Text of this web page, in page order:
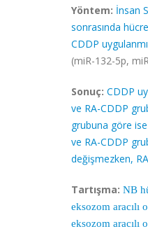
Yöntem: İnsan
sonrasında
CDDP
(miR-132-5p,
Sonuç: CDDP
ve RA-CDDP
grubuna göre
ve RA-CDDP
değişmezken,
Tartışma: NB
eksozom aracılı
eksozom